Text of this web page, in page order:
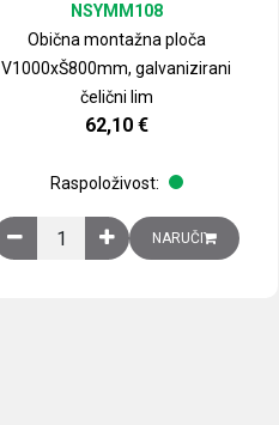
Obična montažna ploča
V1000xŠ800mm, galvanizirani
čelični lim
NSYMM108
62,10 €
Raspoloživost:
Obična montažna ploča
NARUČI